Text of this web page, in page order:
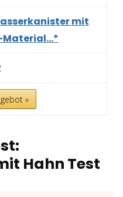
mit
Material...*
»
Hahn Test